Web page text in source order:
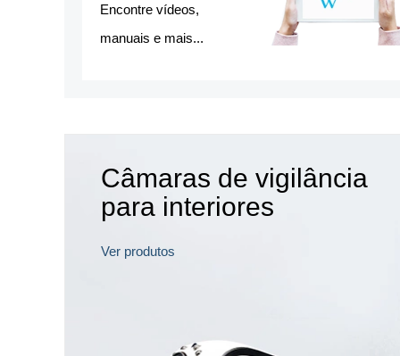
Encontre vídeos,
manuais e mais...
Câmaras de vigilância
para interiores
Ver produtos
12 HOURS
55 MINS
43SECS